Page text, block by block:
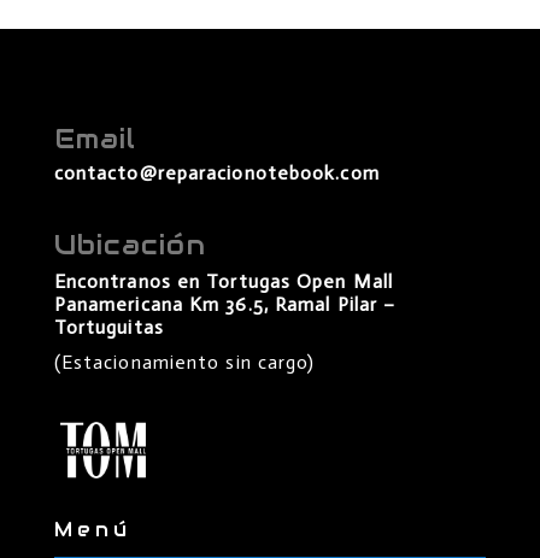
Email
contacto@reparacionotebook.com
Ubicación
Encontranos en Tortugas Open Mall
Panamericana Km 36.5, Ramal Pilar –
Tortuguitas
(Estacionamiento sin cargo)
Menú